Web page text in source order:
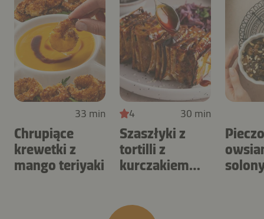
33 min
Chrupiące
krewetki z
mango teriyaki
4 30 min
Szaszłyki z
tortilli z
kurczakiem